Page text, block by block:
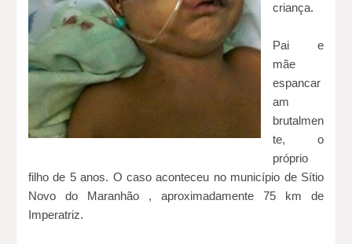
criança.
Pai e
mãe
espancar
am
brutalmen
te, o
próprio
filho de 5 anos. O caso aconteceu no município de Sítio
Novo do Maranhão , aproximadamente 75 km de
Imperatriz.